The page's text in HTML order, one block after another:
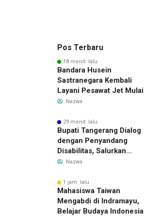
Pos Terbaru
18 menit lalu
Bandara Husein
Sastranegara Kembali
Layani Pesawat Jet Mulai
14 Agustus 2026, Garuda
Bandung-Denpasar
Nazwa
29 menit lalu
Bupati Tangerang Dialog
dengan Penyandang
Disabilitas, Salurkan
Bantuan dan Tampung
Nazwa
1 jam lalu
Mahasiswa Taiwan
Mengabdi di Indramayu,
Belajar Budaya Indonesia